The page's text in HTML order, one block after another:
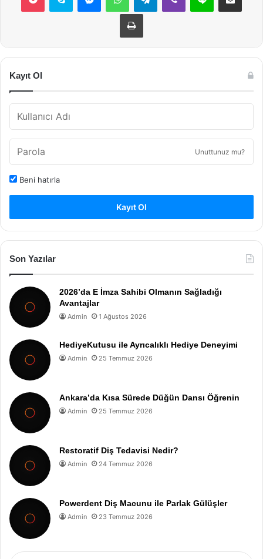
Yazdır
Kayıt Ol
Unuttunuz mu?
Beni hatırla
Kayıt Ol
Son Yazılar
2026’da E İmza Sahibi Olmanın Sağladığı
Avantajlar
Admin 1 Ağustos 2026
HediyeKutusu ile Ayrıcalıklı Hediye Deneyimi
Admin 25 Temmuz 2026
Ankara’da Kısa Sürede Düğün Dansı Öğrenin
Admin 25 Temmuz 2026
Restoratif Diş Tedavisi Nedir?
Admin 24 Temmuz 2026
Powerdent Diş Macunu ile Parlak Gülüşler
Admin 23 Temmuz 2026